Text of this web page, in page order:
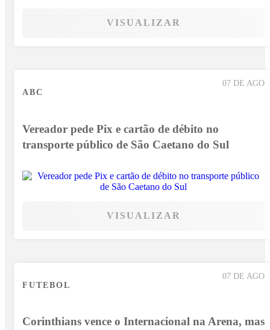
VISUALIZAR
07 DE AGO
ABC
Vereador pede Pix e cartão de débito no
transporte público de São Caetano do Sul
VISUALIZAR
07 DE AGO
FUTEBOL
Corinthians vence o Internacional na Arena, mas